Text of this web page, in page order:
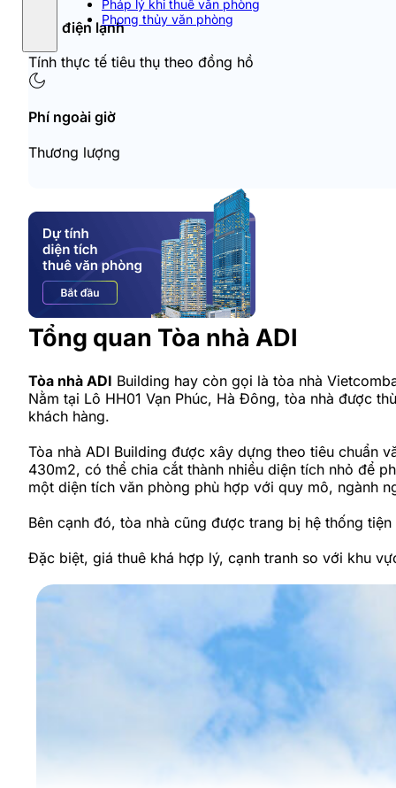
Pháp lý khi thuê văn phòng
Phong thủy văn phòng
Tiền điện lạnh
Tính thực tế tiêu thụ theo đồng hồ
Phí ngoài giờ
Thương lượng
Tổng quan Tòa nhà ADI
Tòa nhà ADI Building hay còn gọi là tòa nhà
Nằm tại Lô HH01 Vạn Phúc, Hà Đông, tòa nhà được
khách hàng.
Tòa nhà ADI Building được xây dựng theo tiêu chuẩn
430m2, có thể chia cắt thành nhiều diện tích nhỏ để
một diện tích văn phòng phù hợp với quy mô, ngành
Bên cạnh đó, tòa nhà cũng được trang bị hệ thống
Đặc biệt, giá thuê khá hợp lý, cạnh tranh so với khu